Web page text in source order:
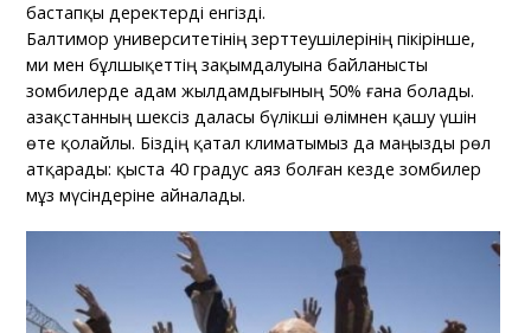
бастапқы деректерді енгізді.
Балтимор университетінің зерттеушілерінің пікірінше,
ми мен бұлшықеттің зақымдалуына байланысты
зомбилерде адам жылдамдығының 50% ғана болады.
Қазақстанның шексіз даласы бүлікші өлімнен қашу үшін
өте қолайлы. Біздің қатал климатымыз да маңызды рөл
атқарады: қыста 40 градус аяз болған кезде зомбилер
мұз мүсіндеріне айналады.